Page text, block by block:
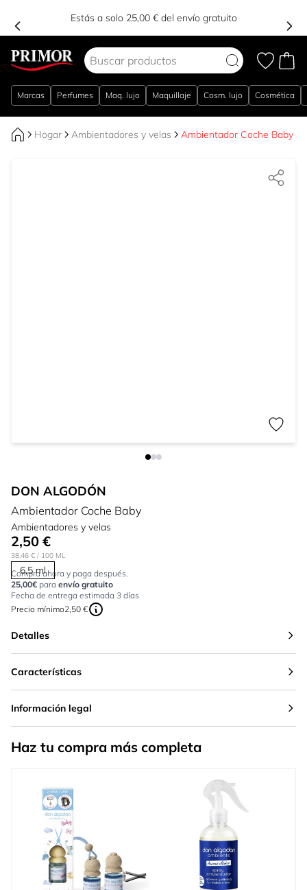
Estás a solo 25,00 € del envío gratuito
Marcas Perfumes Maq. lujo Maquillaje Cosm. lujo Cosmética
Hogar Ambientadores y velas Ambientador Coche Baby
DON ALGODÓN
Ambientador Coche Baby
Ambientadores y velas
2,50 €
38,46 € / 100 ML
6,5 ml
Compra ahora y paga después.
25,00€ para envío gratuito
Fecha de entrega estimada 3 días
Precio mínimo2,50 €
Detalles
Características
Información legal
Haz tu compra más completa